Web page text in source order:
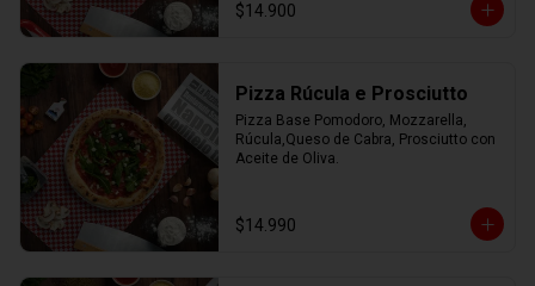
$14.900
Pizza Rúcula e Prosciutto
Pizza Base Pomodoro, Mozzarella,
Rúcula,Queso de Cabra, Prosciutto con
Aceite de Oliva.
$14.990